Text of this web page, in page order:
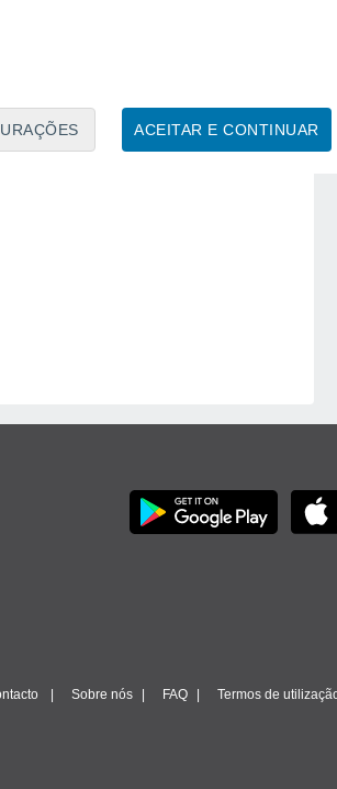
ACEITAR E CONTINUAR
Sobre nós FAQ Termos de